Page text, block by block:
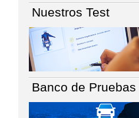
Nuestros Test
Banco de Pruebas